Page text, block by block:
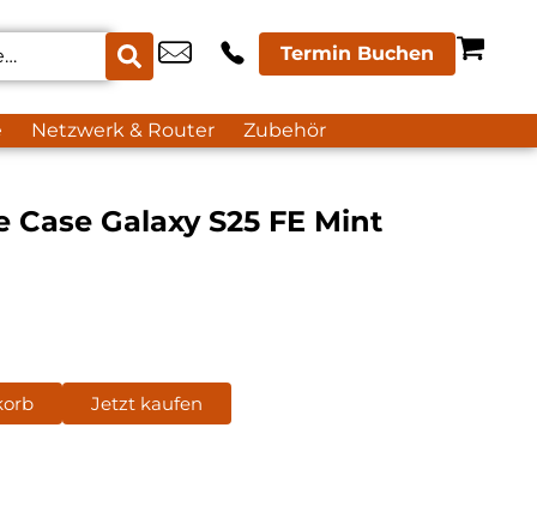
Termin Buchen
Netzwerk & Router Zubehör
Galaxy S25 FE Mint
Jetzt kaufen